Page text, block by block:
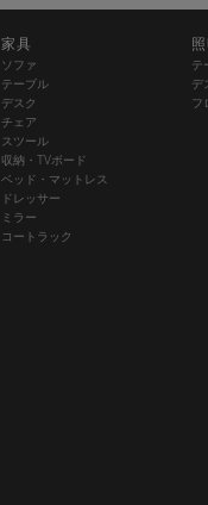
家具
ソファ
テーブル
デスク
チェア
スツール
収納・TVボード
ベッド・マットレス
ドレッサー
ミラー
コートラック
テ
デ
フ